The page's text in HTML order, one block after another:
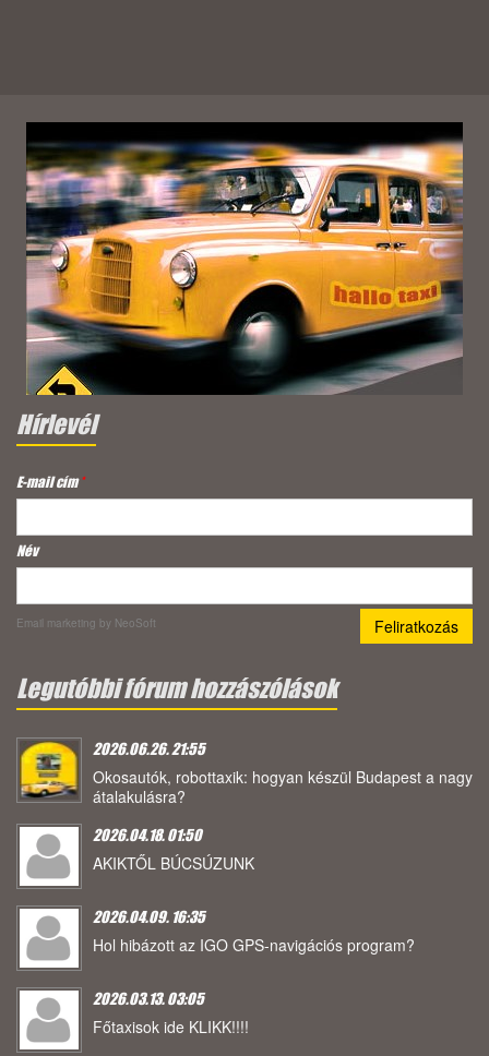
Hírlevél
E-mail cím*
Név
Email marketing by NeoSoft
Legutóbbi fórum hozzászólások
2026.06.26. 21:55
Okosautók, robottaxik: hogyan készül Budapest a nagy
átalakulásra?
2026.04.18. 01:50
AKIKTŐL BÚCSÚZUNK
2026.04.09. 16:35
Hol hibázott az IGO GPS-navigációs program?
2026.03.13. 03:05
Főtaxisok ide KLIKK!!!!